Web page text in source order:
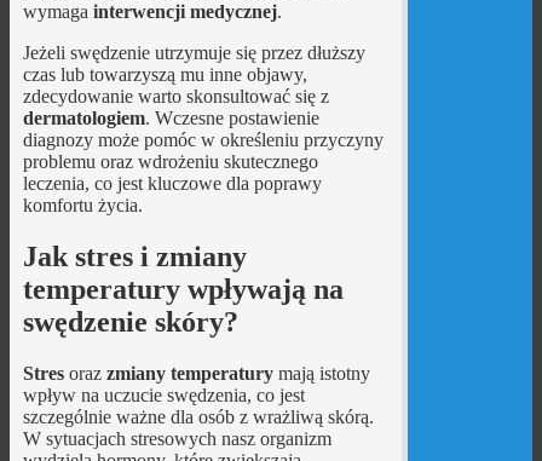
wymaga interwencji medycznej.
Jeżeli swędzenie utrzymuje się przez dłuższy
czas lub towarzyszą mu inne objawy,
zdecydowanie warto skonsultować się z
dermatologiem. Wczesne postawienie
diagnozy może pomóc w określeniu przyczyny
problemu oraz wdrożeniu skutecznego
leczenia, co jest kluczowe dla poprawy
komfortu życia.
Jak stres i zmiany
temperatury wpływają na
swędzenie skóry?
Stresoraz zmiany temperaturymają istotny
wpływ na uczucie swędzenia, co jest
szczególnie ważne dla osób z wrażliwą skórą.
W sytuacjach stresowych nasz organizm